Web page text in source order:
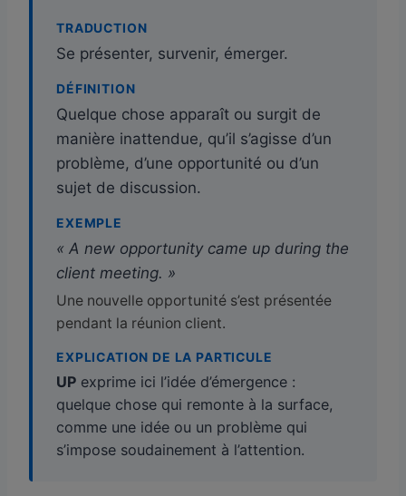
TRADUCTION
Se présenter, survenir, émerger.
DÉFINITION
Quelque chose apparaît ou surgit de
manière inattendue, qu’il s’agisse d’un
problème, d’une opportunité ou d’un
sujet de discussion.
EXEMPLE
« A new opportunity came up during the
client meeting. »
Une nouvelle opportunité s’est présentée
pendant la réunion client.
EXPLICATION DE LA PARTICULE
UP exprime ici l’idée d’émergence :
quelque chose qui remonte à la surface,
comme une idée ou un problème qui
s’impose soudainement à l’attention.